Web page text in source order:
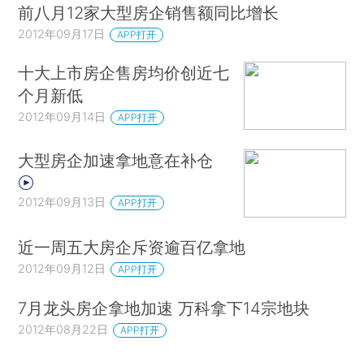
前八月12家大型房企销售额同比增长
2012年09月17日 APP打开
十大上市房企售房均价创近七
个月新低
2012年09月14日 APP打开
大型房企加速拿地意在补仓
2012年09月13日 APP打开
近一周五大房企斥资逾百亿拿地
2012年09月12日 APP打开
7月龙头房企拿地加速 万科拿下14宗地块
2012年08月22日 APP打开